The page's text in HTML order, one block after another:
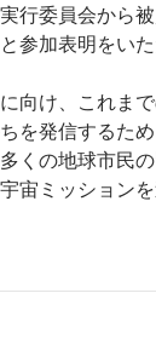
行委員会から
参加表明をいた
向け、これま
を発信するた
くの地球市民
宙ミッションを